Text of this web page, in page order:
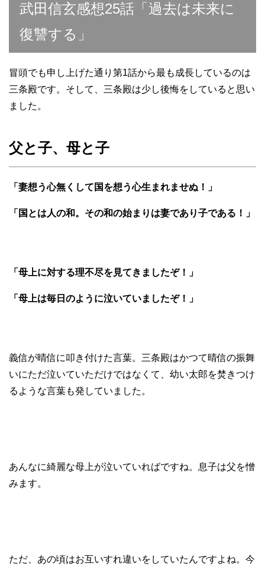
武田信玄感想25話「過去は未来に
復讐する」
冒頭でも申し上げた通り第1話から最も成長しているのは
三条殿です。そして、三条殿は少し後悔をしていると思い
ました。
父と子、母と子
「妻想う心無くして国を想う心生まれませぬ！」
「国とは人の和。その和の始まりは妻であり子である！」
「母上に対する理不尽を見てきましたぞ！」
「母上は毎日のように泣いていましたぞ！」
義信が晴信に叩き付けた言葉。三条殿はかつて晴信の振舞
いにただ泣いていただけではなくて、幼い太郎を焚きつけ
るような言葉も発していました。
あんなに綺麗な母上が泣いていればですね。息子は父を憎
みます。
ただ、あの頃はお互いすれ違いをしていたんですよね。今